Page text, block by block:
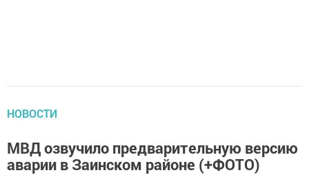
НОВОСТИ
МВД озвучило предварительную версию
аварии в Заинском районе (+ФОТО)